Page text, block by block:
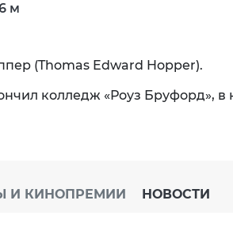
м
(Thomas Edward Hopper).
колледж «Роуз Бруфорд», в
И КИНОПРЕМИИ НОВОСТИ